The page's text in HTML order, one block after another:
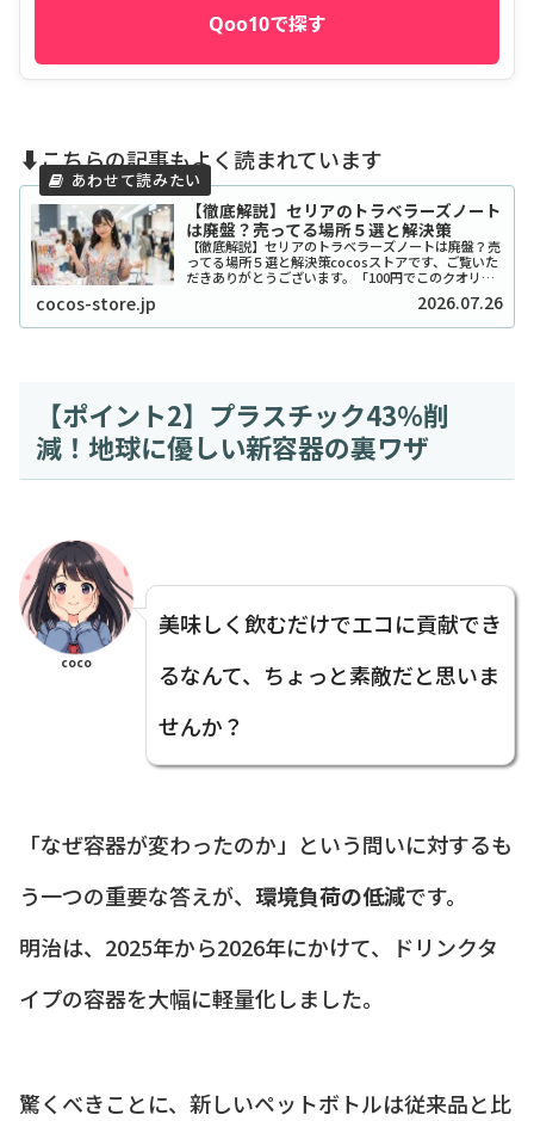
Qoo10で探す
⬇️こちらの記事もよく読まれています
【徹底解説】セリアのトラベラーズノート
は廃盤？売ってる場所５選と解決策
【徹底解説】セリアのトラベラーズノートは廃盤？売
ってる場所５選と解決策cocosストアです、ご覧いた
だきありがとうございます。「100円でこのクオリテ
ベラーズノート風リフィルやカバーですが、...
cocos-store.jp 2026.07.26
【ポイント2】プラスチック43％削
減！地球に優しい新容器の裏ワザ
coco
美味しく飲むだけでエコに貢献でき
るなんて、ちょっと素敵だと思いま
せんか？
「なぜ容器が変わったのか」という問いに対するも
う一つの重要な答えが、 環境負荷の低減です。
明治は、2025年から2026年にかけて、ドリンクタ
イプの容器を大幅に軽量化しました。
驚くべきことに、新しいペットボトルは従来品と比